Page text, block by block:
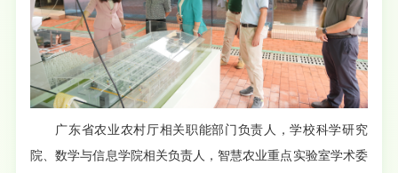
广东省农业农村厅相关职能部门负责人，学校科学研究
院、数学与信息学院相关负责人，智慧农业重点实验室学术委